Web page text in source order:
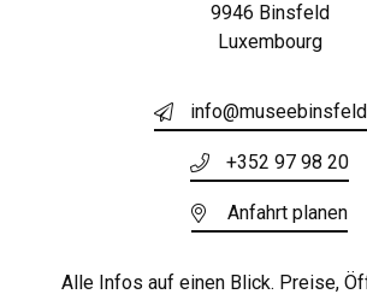
9946 Binsfeld
Luxembourg
+352 97 98 20
Anfahrt planen
Alle Infos auf einen Blick. Preise,